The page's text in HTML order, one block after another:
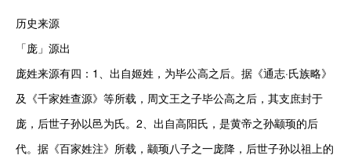
历史来源
「庞」源出
庞姓来源有四：1、出自姬姓，为毕公高之后。据《通志·氏族略》
及《千家姓查源》等所载，周文王之子毕公高之后，其支庶封于
庞，后世子孙以邑为氏。2、出自高阳氏，是黄帝之孙颛顼的后
代。据《百家姓注》所载，颛顼八子之一庞降，后世子孙以祖上的